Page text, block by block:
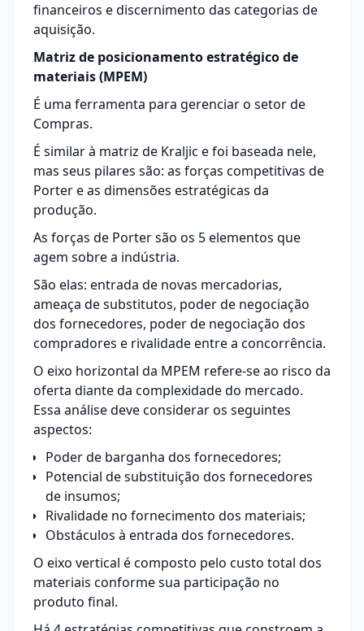
financeiros e discernimento das categorias de
aquisição.
Matriz de posicionamento estratégico de
materiais (MPEM)
É uma ferramenta para gerenciar o setor de
Compras.
É similar à matriz de Kraljic e foi baseada nele,
mas seus pilares são: as forças competitivas de
Porter e as dimensões estratégicas da
produção.
As forças de Porter são os 5 elementos que
agem sobre a indústria.
São elas: entrada de novas mercadorias,
ameaça de substitutos, poder de negociação
dos fornecedores, poder de negociação dos
compradores e rivalidade entre a concorrência.
O eixo horizontal da MPEM refere-se ao risco da
oferta diante da complexidade do mercado.
Essa análise deve considerar os seguintes
aspectos:
Poder de barganha dos fornecedores;
Potencial de substituição dos fornecedores
de insumos;
Rivalidade no fornecimento dos materiais;
Obstáculos à entrada dos fornecedores.
O eixo vertical é composto pelo custo total dos
materiais conforme sua participação no
produto final.